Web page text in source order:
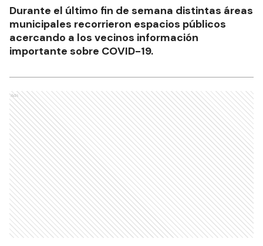
Durante el último fin de semana distintas áreas
municipales recorrieron espacios públicos
acercando a los vecinos información
importante sobre COVID-19.
Ads